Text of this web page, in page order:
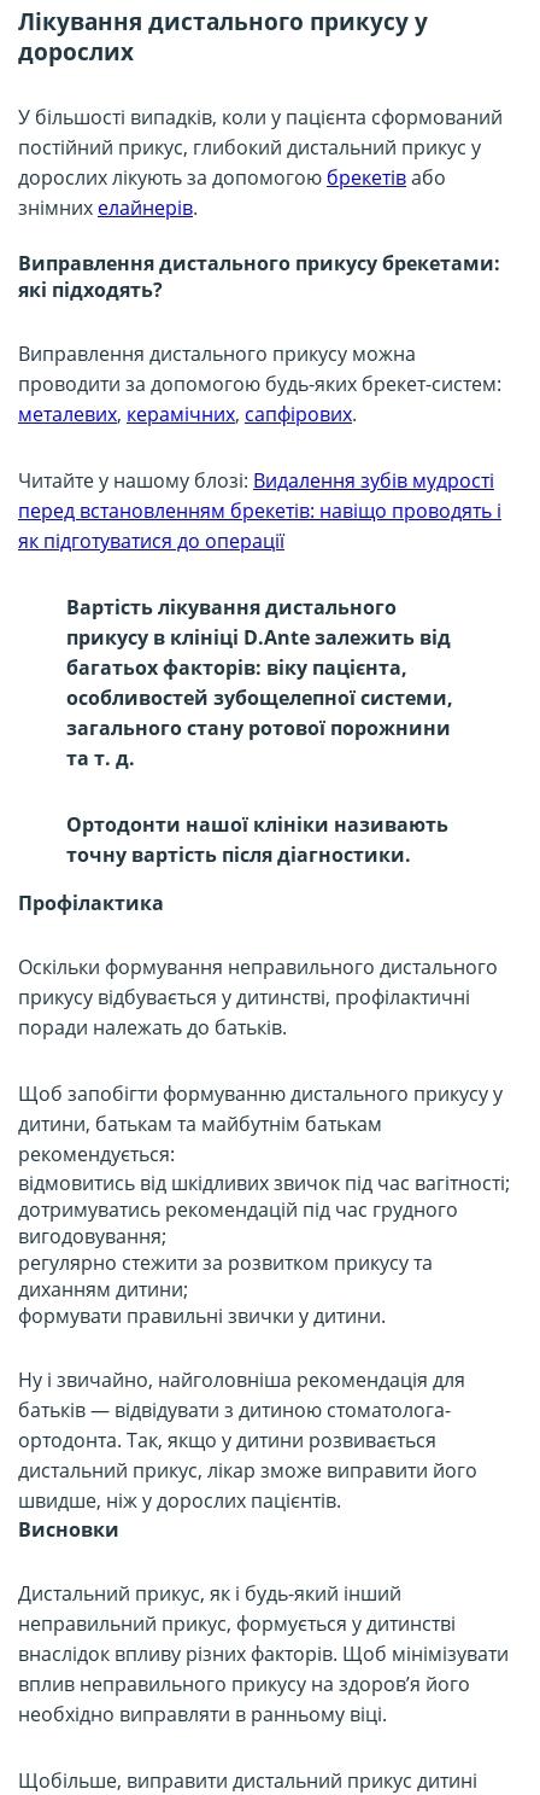
Лікування дистального прикусу у
дорослих
У більшості випадків, коли у пацієнта сформований
постійний прикус, глибокий дистальний прикус у
дорослих лікують за допомогою брекетівабо
знімних елайнерів.
Виправлення дистального прикусу брекетами:
які підходять?
Виправлення дистального прикусу можна
проводити за допомогою будь-яких брекет-систем:
металевих, керамічних, сапфірових.
Читайте у нашому блозі: Видалення зубів мудрості
перед встановленням брекетів: навіщо проводять і
як підготуватися до операції
Вартість лікування дистального
прикусу в клініці D.Ante залежить від
багатьох факторів: віку пацієнта,
особливостей зубощелепної системи,
загального стану ротової порожнини
та т. д.
Ортодонти нашої клініки називають
точну вартість після діагностики.
Профілактика
Оскільки формування неправильного дистального
прикусу відбувається у дитинстві, профілактичні
поради належать до батьків.
Щоб запобігти формуванню дистального прикусу у
дитини, батькам та майбутнім батькам
рекомендується:
відмовитись від шкідливих звичок під час вагітності;
дотримуватись рекомендацій під час грудного
вигодовування;
регулярно стежити за розвитком прикусу та
диханням дитини;
формувати правильні звички у дитини.
Ну і звичайно, найголовніша рекомендація для
батьків — відвідувати з дитиною стоматолога-
ортодонта. Так, якщо у дитини розвивається
дистальний прикус, лікар зможе виправити його
швидше, ніж у дорослих пацієнтів.
Висновки
Дистальний прикус, як і будь-який інший
неправильний прикус, формується у дитинстві
внаслідок впливу різних факторів. Щоб мінімізувати
вплив неправильного прикусу на здоров’я його
необхідно виправляти в ранньому віці.
Щобільше, виправити дистальний прикус дитині